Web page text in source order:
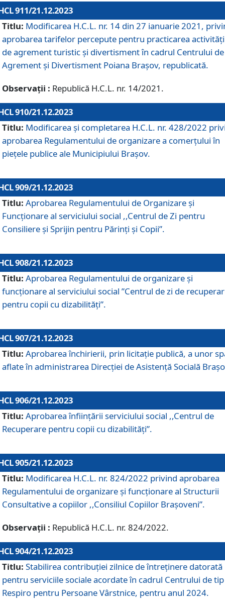
911/21.12.2023
Titlu: Modificarea H.C.L. nr. 14 din 27 ianuarie 2021,
aprobarea tarifelor percepute pentru practicarea
de agrement turistic și divertisment în cadrul Centrului de
Agrement și Divertisment Poiana Brașov, republicată.
Observații : Republică H.C.L. nr. 14/2021.
910/21.12.2023
Titlu: Modificarea și completarea H.C.L. nr. 428/2022
aprobarea Regulamentului de organizare a comerțului în
piețele publice ale Municipiului Braşov.
909/21.12.2023
Titlu: Aprobarea Regulamentului de Organizare și
Funcționare al serviciului social ,,Centrul de Zi pentru
Consiliere şi Sprijin pentru Părinţi şi Copii”.
908/21.12.2023
Titlu: Aprobarea Regulamentului de organizare şi
funcţionare al serviciului social ”Centrul de zi de
pentru copii cu dizabilități”.
907/21.12.2023
Titlu: Aprobarea închirierii, prin licitație publică, a unor
aflate în administrarea Direcției de Asistență Socială
906/21.12.2023
Titlu: Aprobarea înființării serviciului social ,,Centrul de
Recuperare pentru copii cu dizabilități”.
905/21.12.2023
Titlu: Modificarea H.C.L. nr. 824/2022 privind aprobarea
Regulamentului de organizare şi funcţionare al Structurii
Consultative a copiilor ,,Consiliul Copiilor Braşoveni”.
Observații : Republică H.C.L. nr. 824/2022.
904/21.12.2023
Titlu: Stabilirea contribuţiei zilnice de întreținere datorată
pentru serviciile sociale acordate în cadrul Centrului de tip
Respiro pentru Persoane Vârstnice, pentru anul 2024.